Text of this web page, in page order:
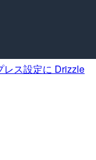
レス設定に Drizzle